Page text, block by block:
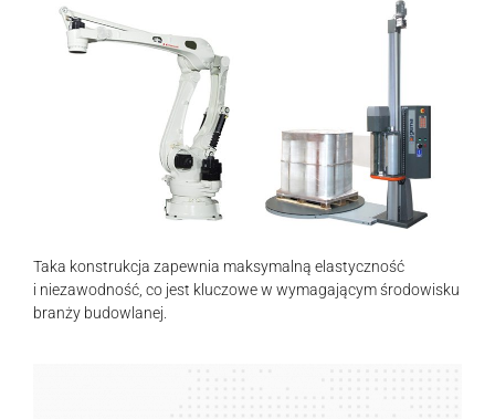
Taka konstrukcja zapewnia maksymalną elastyczność
i niezawodność, co jest kluczowe w wymagającym środowisku
branży budowlanej.